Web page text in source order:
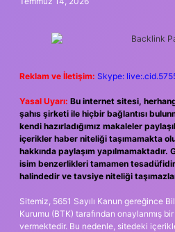
Reklam ve İletişim: Skype:
Yasal Uyarı: Bu internet sitesi,
şahıs şirketi ile hiçbir bağlantısı
kendi hazırladığımız makaleler
içerikler haber niteliği taşımamakta
hakkında paylaşım
isim benzerlikleri tamamen
halindedir ve tavsiye niteliği
Sitemiz, 5651 Sayılı Kanun gereğince
Kurumu (BTK) tarafından onaylanmış
vermektedir. Bu nedenle, sitedeki